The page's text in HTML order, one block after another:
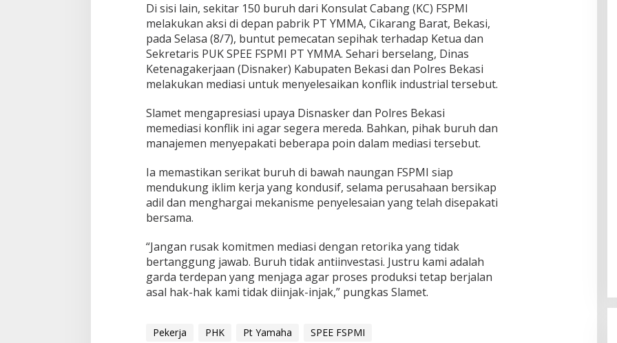
Di sisi lain, sekitar 150 buruh dari Konsulat Cabang (KC) FSPMI
melakukan aksi di depan pabrik PT YMMA, Cikarang Barat, Bekasi,
pada Selasa (8/7), buntut pemecatan sepihak terhadap Ketua dan
Sekretaris PUK SPEE FSPMI PT YMMA. Sehari berselang, Dinas
Ketenagakerjaan (Disnaker) Kabupaten Bekasi dan Polres Bekasi
melakukan mediasi untuk menyelesaikan konflik industrial tersebut.
Slamet mengapresiasi upaya Disnasker dan Polres Bekasi
memediasi konflik ini agar segera mereda. Bahkan, pihak buruh dan
manajemen menyepakati beberapa poin dalam mediasi tersebut.
Ia memastikan serikat buruh di bawah naungan FSPMI siap
mendukung iklim kerja yang kondusif, selama perusahaan bersikap
adil dan menghargai mekanisme penyelesaian yang telah disepakati
bersama.
“Jangan rusak komitmen mediasi dengan retorika yang tidak
bertanggung jawab. Buruh tidak antiinvestasi. Justru kami adalah
garda terdepan yang menjaga agar proses produksi tetap berjalan
asal hak-hak kami tidak diinjak-injak,” pungkas Slamet.
Pekerja PHK Pt Yamaha SPEE FSPMI